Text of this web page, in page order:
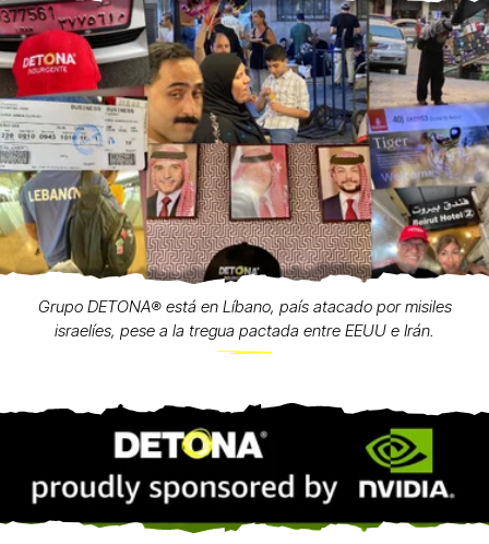
Grupo DETONA®️ está en Líbano, país atacado por misiles
israelíes, pese a la tregua pactada entre EEUU e Irán.